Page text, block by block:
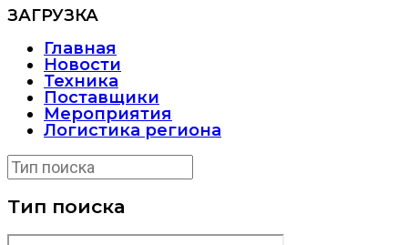
ЗАГРУЗКА
Главная
Новости
Техника
Поставщики
Мероприятия
Логистика региона
Тип поиска